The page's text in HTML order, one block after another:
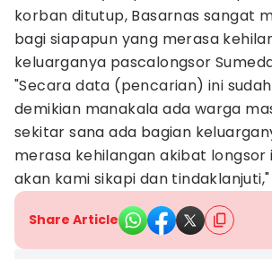
korban ditutup, Basarnas sangat
bagi siapapun yang merasa
keluarganya pascalongsor
"Secara data (pencarian) ini
demikian manakala ada warga
sekitar sana ada bagian
merasa kehilangan akibat longsor
akan kami sikapi dan
Share Article